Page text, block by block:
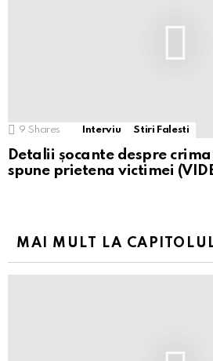
9 Shares Interviu Stiri Falesti
Detalii șocante despre
spune prietena victimei
MAI MULT LA